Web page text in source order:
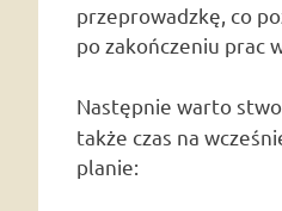
przeprowadzkę, co
po zakończeniu prac
Następnie warto
także czas na
planie: